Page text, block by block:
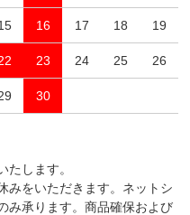
16 17 18 19
23 24 25 26
30
たします。
みをいただきます。ネットシ
み承ります。商品確保および